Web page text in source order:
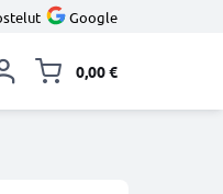
Google
0,00 €